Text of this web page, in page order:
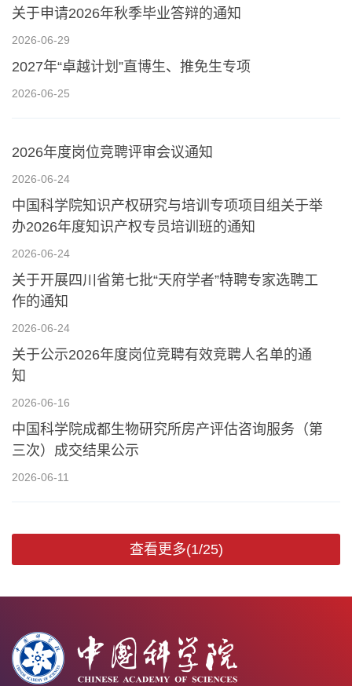
关于申请2026年秋季毕业答辩的通知
2026-06-29
2027年“卓越计划”直博生、推免生专项
2026-06-25
2026年度岗位竞聘评审会议通知
2026-06-24
中国科学院知识产权研究与培训专项项目组关于举
办2026年度知识产权专员培训班的通知
2026-06-24
关于开展四川省第七批“天府学者”特聘专家选聘工
作的通知
2026-06-24
关于公示2026年度岗位竞聘有效竞聘人名单的通
知
2026-06-16
中国科学院成都生物研究所房产评估咨询服务（第
三次）成交结果公示
2026-06-11
查看更多(1/25)